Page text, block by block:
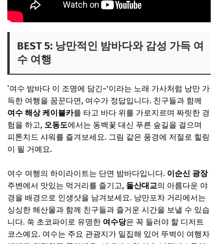
BEST 5: 낭만적인 밤바다와 감성 가득 여
수 여행
‘여수 밤바다 이 조명에 담긴~’이라는 노래 가사처럼 낭만 가
득한 여행을 꿈꾼다면, 여수가 정답입니다. 친구들과 함께
여수 해상 케이블카를 타고 바다 위를 가로지르며 짜릿한 경
험을 하고, 오동도에서는 동백꽃 대신 푸른 숲길을 걸으며
피톤치드 샤워를 즐겨보세요. 그림 같은 풍경에 저절로 힐링
이 될 거예요.
여수 여행의 하이라이트는 단연 밤바다입니다. 이순신 광장
주변에서 맛있는 먹거리를 즐기고, 돌산대교의 아름다운 야
경을 배경으로 인생샷을 남겨보세요. 낭만포차 거리에서는
싱싱한 해산물과 함께 친구들과 즐거운 시간을 보낼 수 있습
니다. 쑥 초코파이로 유명한 여수당은 꼭 들러야 할 디저트
코스예요. 여수는 주요 관광지가 밀집해 있어 뚜벅이 여행자